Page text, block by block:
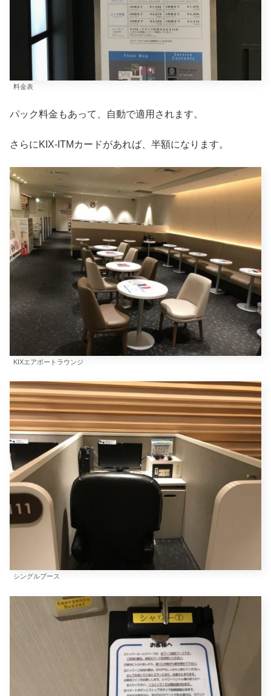
料金表
パック料金もあって、自動で適用されます。
さらにKIX-ITMカードがあれば、半額になります。
KIXエアポートラウンジ
シングルブース